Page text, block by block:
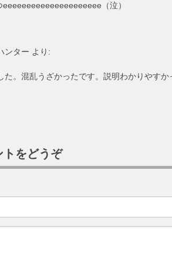
（泣）
ンター より:
た。混乱うざかったです。説明わかりやすか
トをどうぞ